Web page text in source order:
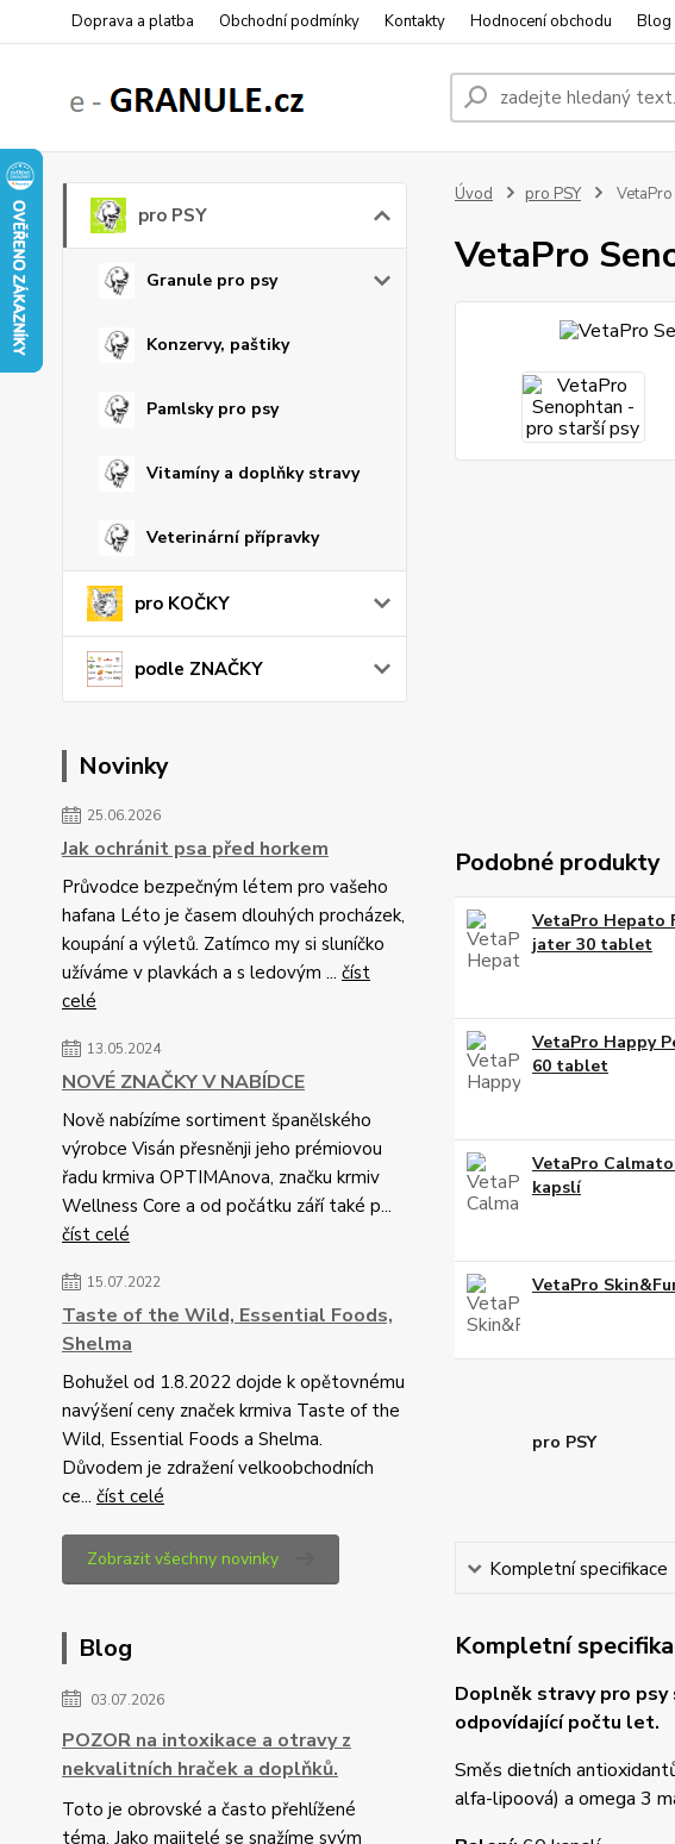
Doprava a platba Obchodní podmínky Kontakty Hodnocení obchodu Blog
pro PSY
Granule pro psy
Konzervy, paštiky
Pamlsky pro psy
Vitamíny a doplňky stravy
Veterinární přípravky
pro KOČKY
podle ZNAČKY
Novinky
25.06.2026
Jak ochránit psa před horkem
Průvodce bezpečným létem pro vašeho
hafana Léto je časem dlouhých procházek,
koupání a výletů. Zatímco my si sluníčko
užíváme v plavkách a s ledovým ... číst
celé
13.05.2024
NOVÉ ZNAČKY V NABÍDCE
Nově nabízíme sortiment španělského
výrobce Visán přesněnji jeho prémiovou
řadu krmiva OPTIMAnova, značku krmiv
Wellness Core a od počátku září také p...
číst celé
15.07.2022
Taste of the Wild, Essential Foods,
Shelma
Bohužel od 1.8.2022 dojde k opětovnému
navýšení ceny značek krmiva Taste of the
Wild, Essential Foods a Shelma.
Důvodem je zdražení velkoobchodních
ce... číst celé
Zobrazit všechny novinky
Blog
03.07.2026
POZOR na intoxikace a otravy z
nekvalitních hraček a doplňků.
Toto je obrovské a často přehlížené
téma. Jako majitelé se snažíme svým
Úvod pro PSY
VetaPro
Podobné produkty
VetaPro Hepato
jater 30 tablet
VetaPro Happy
60 tablet
VetaPro
kapslí
VetaPro
pro PSY
Kompletní specifikace
Kompletní
Doplněk stravy pro psy
odpovídající počtu let.
Směs dietních
alfa-lipoová) a omega 3